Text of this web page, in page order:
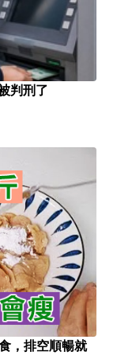
判刑了
，排空順暢就